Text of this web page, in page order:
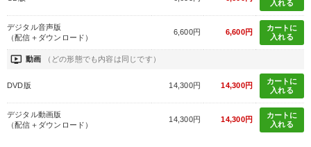
入れる
デジタル音声版
（配信＋ダウンロード）
6,600円 6,600円
カートに
入れる
ondemand_video 動画 （どの形態でも内容は同じです）
DVD版 14,300円 14,300円
カートに
入れる
デジタル動画版
（配信＋ダウンロード）
14,300円 14,300円
カートに
入れる